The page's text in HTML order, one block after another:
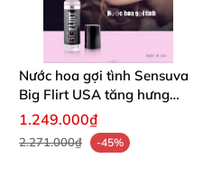
Nước hoa gợi tình Sensuva
Big Flirt USA tăng hưng
phấn lãng mạn
1.249.000₫
2.271.000₫ -45%